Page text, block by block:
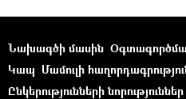
Նախագծի մասին
Կապ Մամուլի
Ընկերությունների նորություններ